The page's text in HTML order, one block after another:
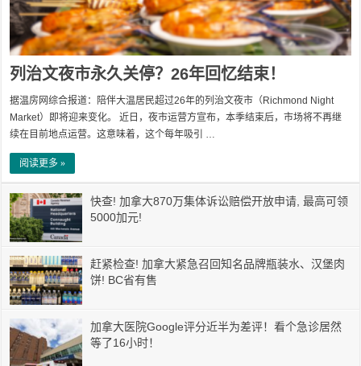
列治文夜市永久关停？26年回忆结束！
据温房网综合报道：陪伴大温居民超过26年的列治文夜市（Richmond Night
Market）即将迎来变化。 近日，夜市运营方宣布，本季结束后，市场将不再继
续在目前地点运营。这意味着，这个每年吸引 …
阅读更多 »
快查! 加拿大870万集体诉讼赔偿开放申请, 最高可领
5000加元!
赶紧检查! 加拿大紧急召回知名品牌瓶装水、汉堡肉
饼! BC省有售
加拿大医院Google评分近半为差评！看个急诊居然
等了16小时！